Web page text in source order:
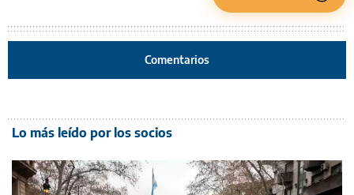
Comentarios
Lo más leído por los socios